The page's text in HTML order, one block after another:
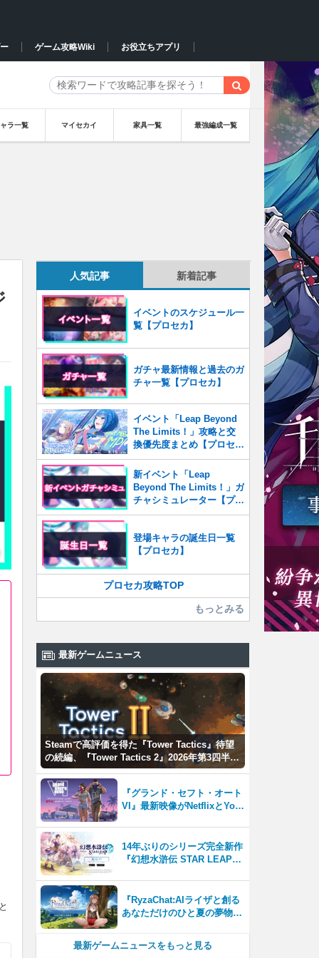
ゲーム攻略Wiki お役立ちアプリ
ラ一覧 マイセカイ 家具一覧 最強編成一覧
人気記事 新着記事
イベントのスケジュール一
覧【プロセカ】
ガチャ最新情報と過去のガ
チャ一覧【プロセカ】
イベント「Leap Beyond
The Limits！」攻略と交
換優先度まとめ【プロセ
カ】
新イベント「Leap
Beyond The Limits！」ガ
チャシミュレーター【プロ
セカ】
登場キャラの誕生日一覧
【プロセカ】
プロセカ攻略TOP
もっとみる
最新ゲームニュース
Steamで高評価を得た『Tower Tactics』待望
の続編、『Tower Tactics 2』2026年第3四半期
に早期アクセス開始
『グランド・セフト・オート
VI』最新映像がNetflixとYou
14年ぶりのシリーズ完全新作
『幻想水滸伝 STAR LEAP』
『RyzaChat:AIライザと創る
あなただけのひと夏の夢物
テムはこれまでにない新鮮な
最新ゲームニュースをもっと見る